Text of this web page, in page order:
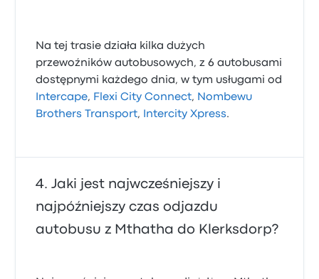
Na tej trasie działa kilka dużych
przewoźników autobusowych, z 6 autobusami
dostępnymi każdego dnia, w tym usługami od
Intercape, Flexi City Connect, Nombewu
Brothers Transport, Intercity Xpress.
Jaki jest najwcześniejszy i
najpóźniejszy czas odjazdu
autobusu z Mthatha do Klerksdorp?